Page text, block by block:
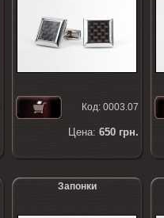
Код: 0003.07
Цена: 650 грн.
Запонки